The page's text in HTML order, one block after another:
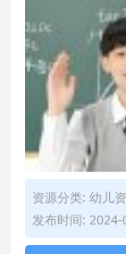
资源分类: 幼儿
发布时间: